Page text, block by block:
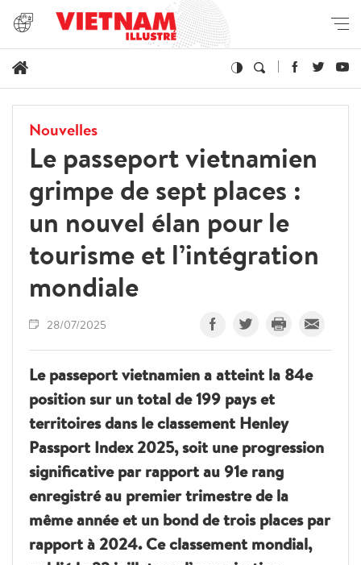
Nouvelles
Le passeport vietnamien
grimpe de sept places :
un nouvel élan pour le
tourisme et l’intégration
mondiale
28/07/2025
Le passeport vietnamien a atteint la 84e
position sur un total de 199 pays et
territoires dans le classement Henley
Passport Index 2025, soit une progression
significative par rapport au 91e rang
enregistré au premier trimestre de la
même année et un bond de trois places par
rapport à 2024. Ce classement mondial,